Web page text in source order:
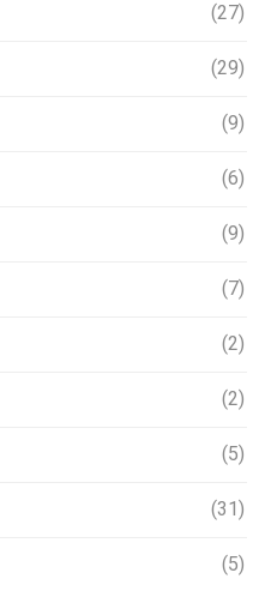
(27)
(29)
(9)
(6)
(9)
(7)
(2)
(2)
(5)
(31)
(5)